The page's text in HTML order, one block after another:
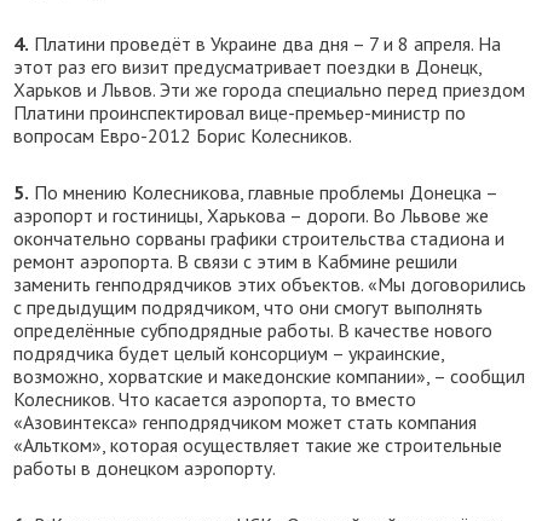
4. Платини проведёт в Украине два дня – 7 и 8 апреля. На
этот раз его визит предусматривает поездки в Донецк,
Харьков и Львов. Эти же города специально перед приездом
Платини проинспектировал вице-премьер-министр по
вопросам Евро-2012 Борис Колесников.
5. По мнению Колесникова, главные проблемы Донецка –
аэропорт и гостиницы, Харькова – дороги. Во Львове же
окончательно сорваны графики строительства стадиона и
ремонт аэропорта. В связи с этим в Кабмине решили
заменить генподрядчиков этих объектов. «Мы договорились
с предыдущим подрядчиком, что они смогут выполнять
определённые субподрядные работы. В качестве нового
подрядчика будет целый консорциум – украинские,
возможно, хорватские и македонские компании», – сообщил
Колесников. Что касается аэропорта, то вместо
«Азовинтекса» генподрядчиком может стать компания
«Альтком», которая осуществляет такие же строительные
работы в донецком аэропорту.